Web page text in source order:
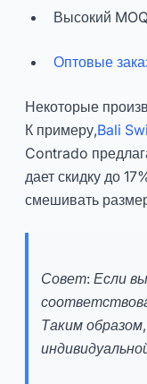
Высокий
Оптовые
Некоторые
К примеру,Bali
Contrado
дает скидку до
смешивать
Совет: Если
Таким